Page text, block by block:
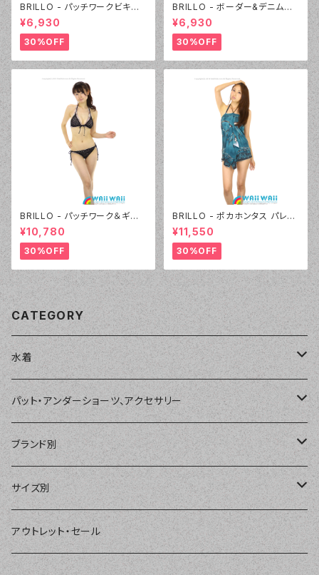
BRILLO - パッチワークビキニ
キュロパンセット（3310 - 70:ブ
ルー）
¥6,930
30%OFF
BRILLO - ボーダー&デニムビ
キニ キュロパンセット（3312 -
05:ブラック）
¥6,930
30%OFF
BRILLO - パッチワーク＆ギザ
ギザニット（3305 - 01:ホワイ
ト）
¥10,780
30%OFF
BRILLO - ポカホンタス パレオ
¥11,550
30%OFF
CATEGORY
水着
単品
ショートパンツ、ボードショーツ
パーカー、ラッシュパーカー
ラッシュガード、ジャケット
ワンピース・モノキニ
ナチュラルタンキニ
ナチュラルタンキニ
2点セット
パット・アンダーショーツ、アクセサリー
パット
アンダーショーツ
アクセサリー
ブランド別
BEACH QUEEN
MILSQUR
サイズ別
フリー
アウトレット・セール